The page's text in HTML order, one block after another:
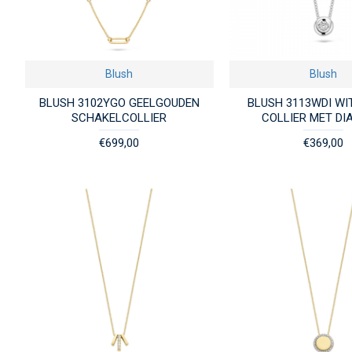
Blush
BLUSH 3102YGO GEELGOUDEN
SCHAKELCOLLIER
€699,00
Blush
BLUSH 3113WDI
COLLIER MET
€369,00